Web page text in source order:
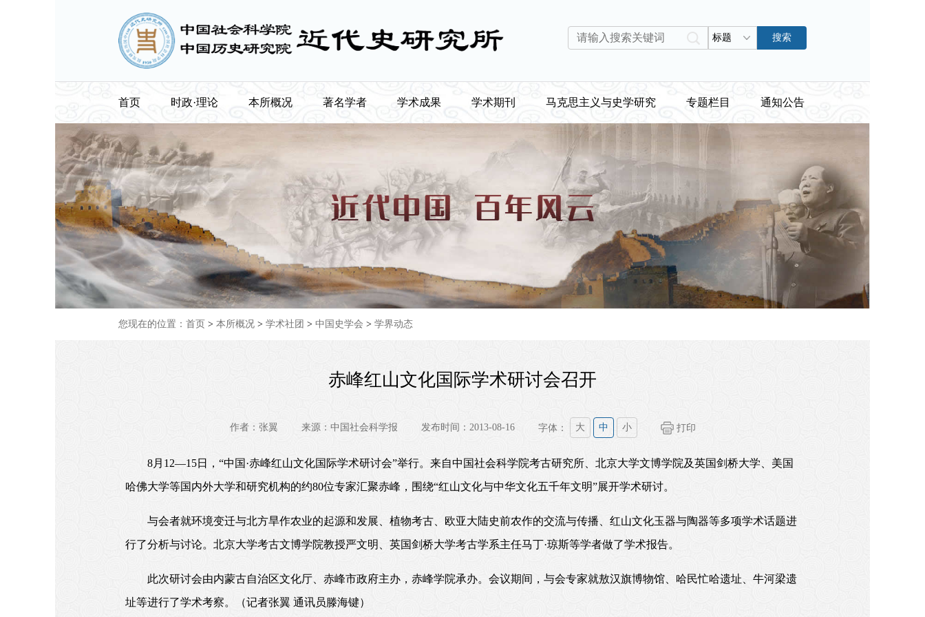
标题 搜索
首页 时政·理论 本所概况 著名学者 学术成果 学术期刊 马克思主义与史学研究 专题栏目 通知公告
您现在的位置： 首页 > 本所概况 > 学术社团 > 中国史学会 > 学界动态
赤峰红山文化国际学术研讨会召开
作者：张翼 来源：中国社会科学报 发布时间：2013-08-16 字体： 大 中 小 打印
8月12—15日，“中国·赤峰红山文化国际学术研讨会”举行。来自中国社会科学院考古研究所、北京大学文博学院及英国剑桥大学、美国
哈佛大学等国内外大学和研究机构的约80位专家汇聚赤峰，围绕“红山文化与中华文化五千年文明”展开学术研讨。
与会者就环境变迁与北方旱作农业的起源和发展、植物考古、欧亚大陆史前农作的交流与传播、红山文化玉器与陶器等多项学术话题进
行了分析与讨论。北京大学考古文博学院教授严文明、英国剑桥大学考古学系主任马丁·琼斯等学者做了学术报告。
此次研讨会由内蒙古自治区文化厅、赤峰市政府主办，赤峰学院承办。会议期间，与会专家就敖汉旗博物馆、哈民忙哈遗址、牛河梁遗
址等进行了学术考察。（记者张翼 通讯员滕海键）